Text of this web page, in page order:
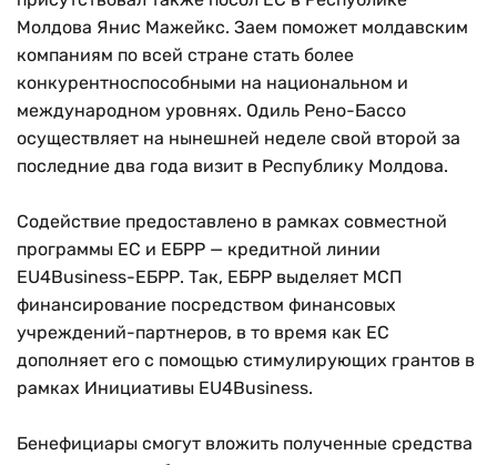
Молдова Янис Мажейкс. Заем поможет молдавским
компаниям по всей стране стать более
конкурентноспособными на национальном и
международном уровнях. Одиль Рено-Бассо
осуществляет на нынешней неделе свой второй за
последние два года визит в Республику Молдова.
Содействие предоставлено в рамках совместной
программы ЕС и ЕБРР — кредитной линии
EU4Business-ЕБРР. Так, ЕБРР выделяет МСП
финансирование посредством финансовых
учреждений-партнеров, в то время как ЕС
дополняет его с помощью стимулирующих грантов в
рамках Инициативы EU4Business.
Бенефициары смогут вложить полученные средства